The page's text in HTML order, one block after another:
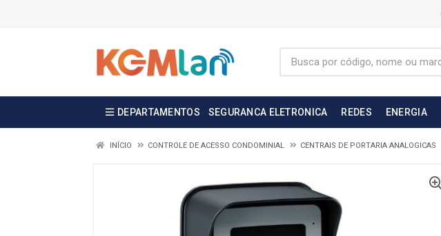
DEPARTAMENTOS SEGURANCA ELETRONICA REDES ENERGIA
INÍCIO CONTROLE DE ACESSO CONDOMINIAL CENTRAIS DE PORTARIA ANALOGICAS